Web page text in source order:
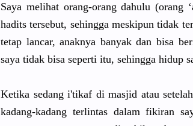
Saya melihat orang-orang dahulu (orang
hadits tersebut, sehingga meskipun tidak
tetap lancar, anaknya banyak dan bisa
saya tidak bisa seperti itu, sehingga hidup
Ketika sedang i'tikaf di masjid atau
kadang-kadang terlintas dalam fikiran